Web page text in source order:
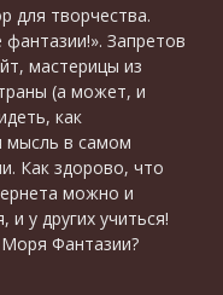
для творчества.
Запретов
мастерицы из
(а может, и
как
мысль в самом
Как здорово, что
можно и
у других учиться!
Фантазии?